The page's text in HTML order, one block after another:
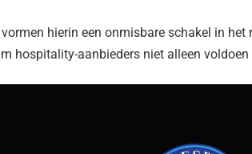
hierin een onmisbare schakel in
hospitality-aanbieders niet alleen